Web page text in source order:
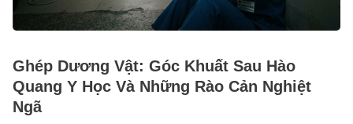
Ghép Dương Vật: Góc Khuất Sau Hào
Quang Y Học Và Những Rào Cản Nghiệt
Ngã